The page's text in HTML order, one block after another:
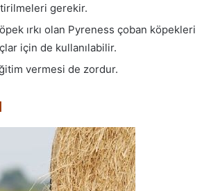
gerekir.
ırkı olan Pyreness çoban köpekleri
için de kullanılabilir.
vermesi de zordur.